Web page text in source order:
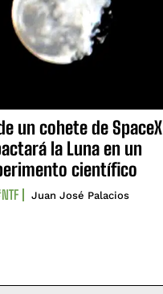
un cohete de SpaceX
la Luna en un
científico
Juan José Palacios